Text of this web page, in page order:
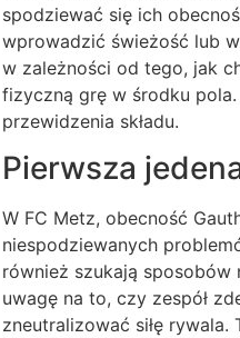
spodziewać się ich
wprowadzić świeżość lub
w zależności od tego, jak
fizyczną grę w środku
przewidzenia składu.
Pierwsza
W FC Metz, obecność
niespodziewanych
również szukają
uwagę na to, czy zespół
zneutralizować siłę